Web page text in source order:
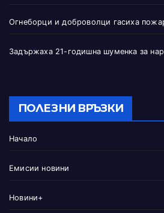
Огнеборци и доброволци гасиха
Задържаха 21-годишна шуменка за
ПОЛЕЗНИ ВРЪЗКИ
Начало
Емисии новини
Новини+